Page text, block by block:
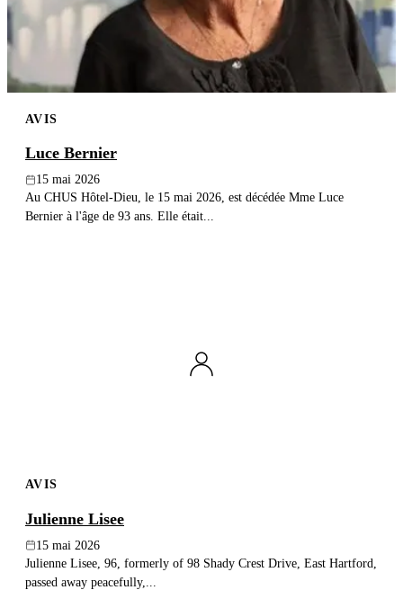
AVIS
Luce Bernier
15 mai 2026
Au CHUS Hôtel-Dieu, le 15 mai 2026, est décédée Mme Luce
Bernier à l'âge de 93 ans. Elle était...
AVIS
Julienne Lisee
15 mai 2026
Julienne Lisee, 96, formerly of 98 Shady Crest Drive, East Hartford,
passed away peacefully,...